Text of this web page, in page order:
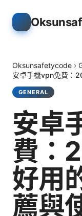
Oksunsafetycode ›
安卓手機vpn免費：
GENERAL
安卓
費：
好用
薦與